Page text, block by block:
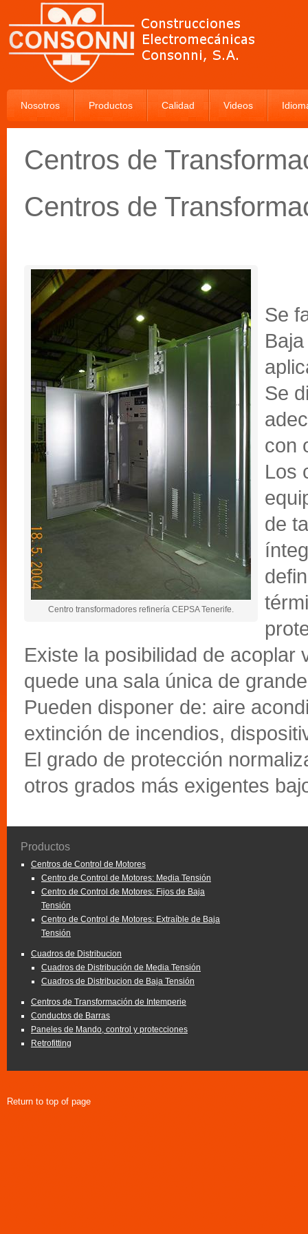
Nosotros Productos Calidad Videos
Centros de
Centros de
Centro transformadores refinería CEPSA Tenerife.
Se
Se
con
Los
de
Existe la posibilidad de acoplar
quede una sala única de
Pueden disponer de: aire
extinción de incendios,
El grado de protección
otros grados más exigentes
Productos
Centros de Control de Motores
Centro de Control de Motores: Media Tensión
Centro de Control de Motores: Fijos de Baja
Tensión
Centro de Control de Motores: Extraíble de Baja
Tensión
Cuadros de Distribucion
Cuadros de Distribución de Media Tensión
Cuadros de Distribucion de Baja Tensión
Centros de Transformación de Intemperie
Conductos de Barras
Paneles de Mando, control y protecciones
Retrofitting
Return to top of page